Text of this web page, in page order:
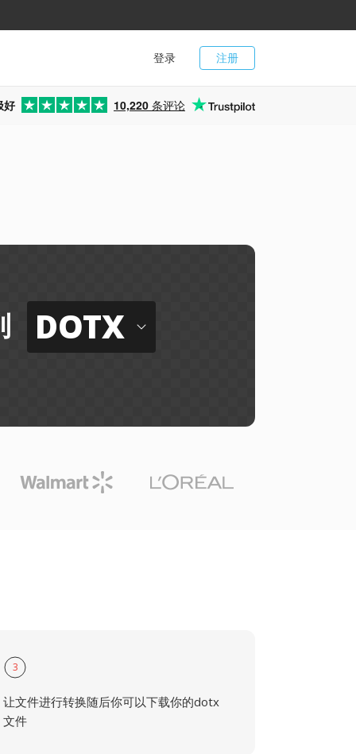
注册
登录
好 10,220 条评论
DOTX
3
让文件进行转换随后你可以下载你的dotx
文件